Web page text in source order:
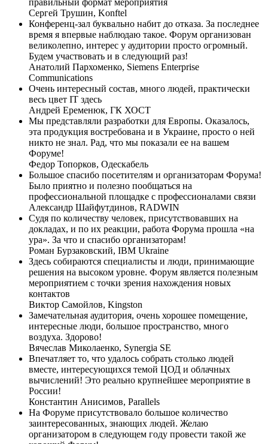
правильный формат мероприятия
Сергей Трушин, Konftel
Конференц-зал буквально набит до отказа. За последнее
время я впервые наблюдаю такое. Форум организован
великолепно, интерес у аудитории просто огромный.
Будем участвовать и в следующий раз!
Анатолий Пархоменко, Siemens Enterprise
Communications
Очень интересный состав, много людей, практически
весь цвет IT здесь
Андрей Еременюк, ГК ХОСТ
Мы представляли разработки для Европы. Оказалось,
эта продукция востребована и в Украине, просто о ней
никто не знал. Рад, что мы показали ее на вашем
Форуме!
Федор Топорков, Одескабель
Большое спасибо посетителям и организаторам Форума!
Было приятно и полезно пообщаться на
профессиональной площадке с профессионалами связи
Александр Шайфутдинов, RADWIN
Судя по количеству человек, присутствовавших на
докладах, и по их реакции, работа Форума прошла «на
ура». За что и спасибо организаторам!
Роман Бурзаковский, IBM Ukraine
Здесь собираются специалисты и люди, принимающие
решения на высоком уровне. Форум является полезным
мероприятием с точки зрения нахождения новых
контактов
Виктор Самойлов, Kingston
Замечательная аудитория, очень хорошее помещение,
интересные люди, большое пространство, много
воздуха. Здорово!
Вячеслав Миколаенко, Synergia SE
Впечатляет то, что удалось собрать столько людей
вместе, интересующихся темой ЦОД и облачных
вычислений! Это реально крупнейшее мероприятие в
России!
Константин Анисимов, Parallels
На Форуме присутствовало большое количество
заинтересованных, знающих людей. Желаю
организатором в следующем году провести такой же